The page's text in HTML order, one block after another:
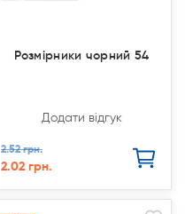
Розмірники чорний 54
Додати відгук
2.52 грн.
2.02 грн.